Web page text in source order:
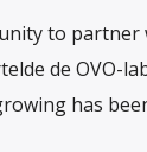
to partner
de OVO-
has